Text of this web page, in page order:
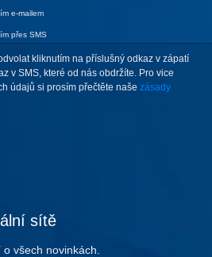
e-mailem
přes SMS
kliknutím na příslušný odkaz v zápatí
v SMS, které od nás obdržíte. Pro vice
údajů si prosím přečtěte naše zásady
sítě
všech novinkách.